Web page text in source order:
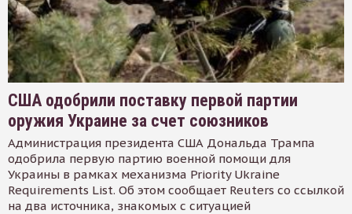
США одобрили поставку первой партии
оружия Украине за счет союзников
Администрация президента США Дональда Трампа
одобрила первую партию военной помощи для
Украины в рамках механизма Priority Ukraine
Requirements List. Об этом сообщает Reuters со ссылкой
на два источника, знакомых с ситуацией